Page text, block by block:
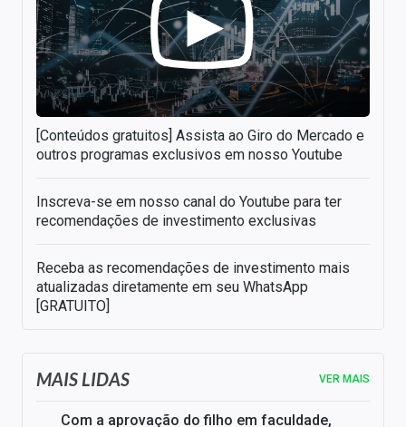
[Conteúdos gratuitos] Assista ao Giro do Mercado e
outros programas exclusivos em nosso Youtube
Inscreva-se em nosso canal do Youtube para ter
recomendações de investimento exclusivas
Receba as recomendações de investimento mais
atualizadas diretamente em seu WhatsApp
[GRATUITO]
MAIS LIDAS VER MAIS
Com a aprovação do filho em faculdade,